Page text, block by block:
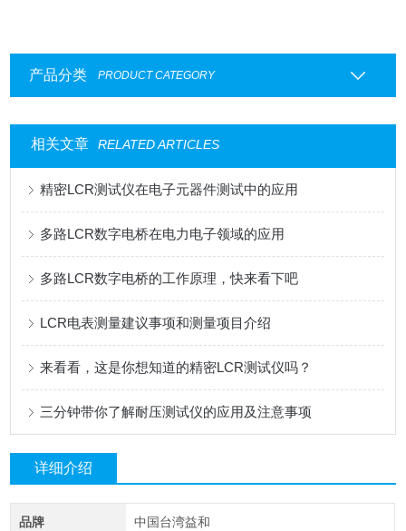
产品分类 PRODUCT CATEGORY
相关文章 RELATED ARTICLES
精密LCR测试仪在电子元器件测试中的应用
多路LCR数字电桥在电力电子领域的应用
多路LCR数字电桥的工作原理，快来看下吧
LCR电表测量建议事项和测量项目介绍
来看看，这是你想知道的精密LCR测试仪吗？
三分钟带你了解耐压测试仪的应用及注意事项
详细介绍
品牌 中国台湾益和